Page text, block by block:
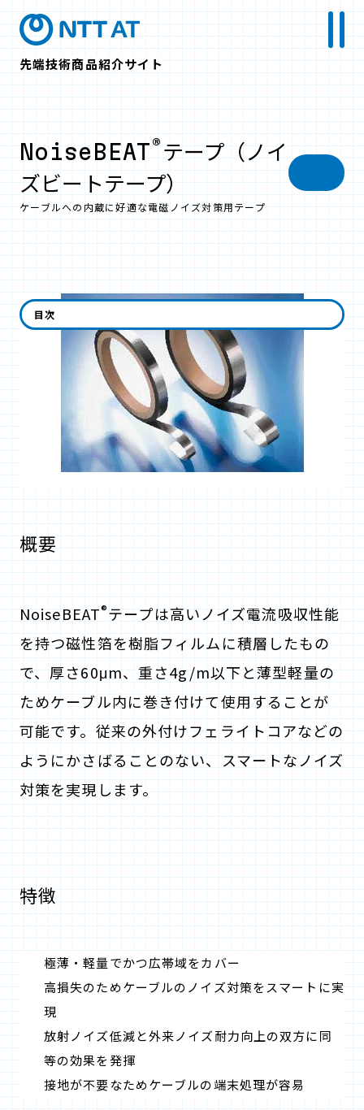
先端技術商品紹介サイト
NoiseBEAT® テープ（ノイ
ズビートテープ）
ケーブルへの内蔵に好適な電磁ノイズ対策用テープ
概要
NoiseBEAT®テープは高いノイズ電流吸収性能
を持つ磁性箔を樹脂フィルムに積層したもの
で、厚さ60μm、重さ4g/m以下と薄型軽量の
ためケーブル内に巻き付けて使用することが
可能です。従来の外付けフェライトコアなどの
ようにかさばることのない、スマートなノイズ
対策を実現します。
特徴
極薄・軽量でかつ広帯域をカバー
高損失のためケーブルのノイズ対策をスマートに実
現
放射ノイズ低減と外来ノイズ耐力向上の双方に同
等の効果を発揮
接地が不要なためケーブルの端末処理が容易
目次